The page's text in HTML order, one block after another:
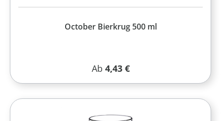
October Bierkrug 500 ml
Regulärer Preis:
Ab 4,43 €